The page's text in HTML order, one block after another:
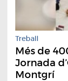
Treball
Més de
Jornada
Montgrí